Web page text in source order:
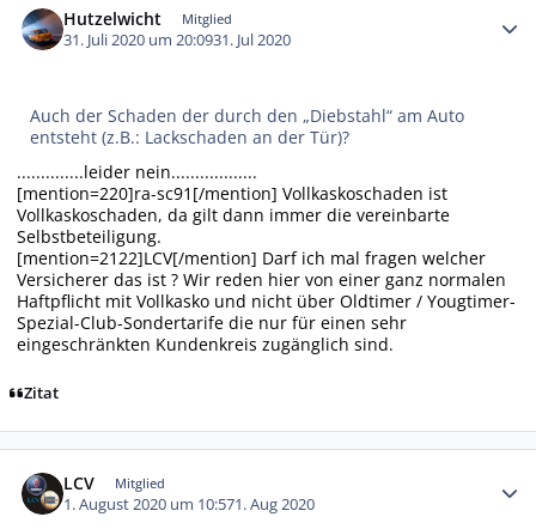
Hutzelwicht Mitglied
31. Juli 2020 um 20:0931. Jul 2020
Auch der Schaden der durch den „Diebstahl“ am Auto
entsteht (z.B.: Lackschaden an der Tür)?
..............leider nein..................
[mention=220]ra-sc91[/mention] Vollkaskoschaden ist
Vollkaskoschaden, da gilt dann immer die vereinbarte
Selbstbeteiligung.
[mention=2122]LCV[/mention] Darf ich mal fragen welcher
Versicherer das ist ? Wir reden hier von einer ganz normalen
Haftpflicht mit Vollkasko und nicht über Oldtimer / Yougtimer-
Spezial-Club-Sondertarife die nur für einen sehr
eingeschränkten Kundenkreis zugänglich sind.
Zitat
LCV Mitglied
1. August 2020 um 10:571. Aug 2020